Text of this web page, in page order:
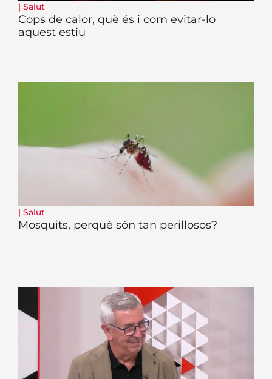
| Salut
Cops de calor, què és i com evitar-lo
aquest estiu
| Salut
Mosquits, perquè són tan perillosos?